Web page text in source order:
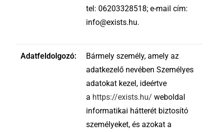
tel: 06203328518; e-mail cím:
info@exists.hu.
Adatfeldolgozó:
Bármely személy, amely az
adatkezelő nevében Személyes
adatokat kezel, ideértve
a https://exists.hu/ weboldal
informatikai hátterét biztosító
személyeket, és azokat a